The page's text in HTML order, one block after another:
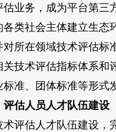
估业务，成为平台第三
各类社会主体建立生态
所在领域技术评估标
关技术评估指标体系和
准、团体标准等形式
评估人员人才队伍建设
估人才队伍建设，